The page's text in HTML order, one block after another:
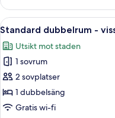
Royal
sjöutsikt
Ocean+Lake
View)
Öppna
alla
foton
för
Standard
dubbelrum
-
7
Standard dubbelrum -
Utsikt mot staden
1 sovrum
2 sovplatser
1 dubbelsäng
Gratis wi-fi